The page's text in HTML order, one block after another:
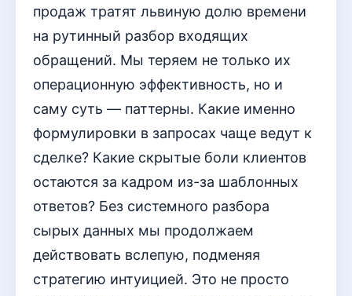
продаж тратят львиную долю времени
на рутинный разбор входящих
обращений. Мы теряем не только их
операционную эффективность, но и
саму суть — паттерны. Какие именно
формулировки в запросах чаще ведут к
сделке? Какие скрытые боли клиентов
остаются за кадром из-за шаблонных
ответов? Без системного разбора
сырых данных мы продолжаем
действовать вслепую, подменяя
стратегию интуицией. Это не просто